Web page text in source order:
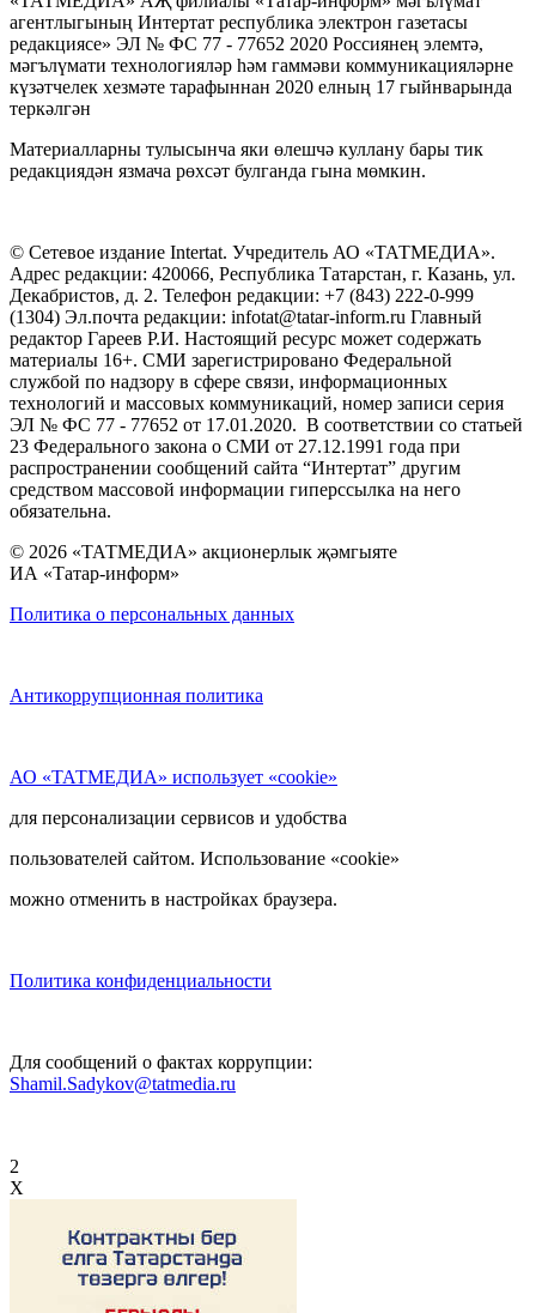
агентлыгының Интертат республика электрон газетасы
редакциясе» ЭЛ № ФС 77 - 77652 2020 Россиянең элемтә,
мәгълүмати технологияләр һәм гаммәви коммуникацияләрне
күзәтчелек хезмәте тарафыннан 2020 елның 17 гыйнварында
теркәлгән
Материалларны тулысынча яки өлешчә куллану бары тик
редакциядән язмача рөхсәт булганда гына мөмкин.
© Сетевое издание Intertat. Учредитель АО «ТАТМЕДИА».
Адрес редакции: 420066, Республика Татарстан, г. Казань, ул.
Декабристов, д. 2. Телефон редакции: +7 (843) 222-0-999
(1304) Эл.почта редакции: infotat@tatar-inform.ru Главный
редактор Гареев Р.И. Настоящий ресурс может содержать
материалы 16+. СМИ зарегистрировано Федеральной
службой по надзору в сфере связи, информационных
технологий и массовых коммуникаций, номер записи серия
ЭЛ № ФС 77 - 77652 от 17.01.2020. В соответствии со статьей
23 Федерального закона о СМИ от 27.12.1991 года при
распространении сообщений сайта “Интертат” другим
средством массовой информации гиперссылка на него
обязательна.
© 2026 «ТАТМЕДИА» акционерлык җәмгыяте
ИА «Татар-информ»
Политика о персональных данных
Антикоррупционная политика
АО «ТАТМЕДИА» использует «cookie»
для персонализации сервисов и удобства
пользователей сайтом. Использование «cookie»
можно отменить в настройках браузера.
Политика конфиденциальности
Для сообщений о фактах коррупции:
Shamil.Sadykov@tatmedia.ru
2
X